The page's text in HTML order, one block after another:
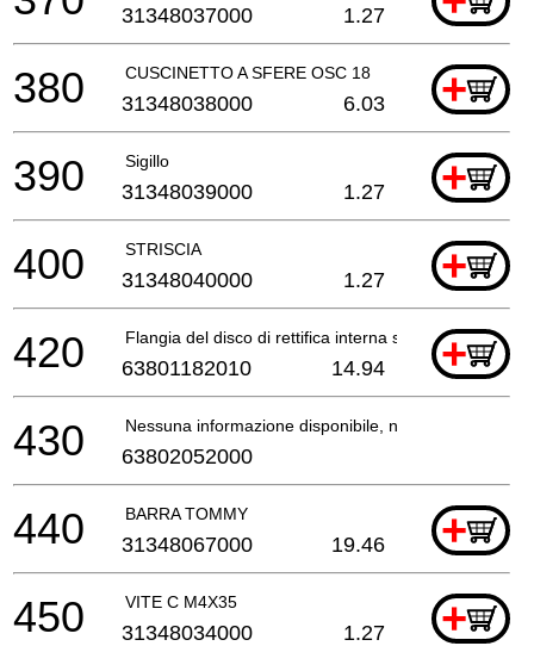
31348037000 1.27
CUSCINETTO A SFERE OSC 18 +
380 31348038000 6.03
Sigillo +
390 31348039000 1.27
STRISCIA +
400 31348040000 1.27
Flangia del disco di rettifica interna senza trazi
+
420 63801182010 14.94
Nessuna informazione disponibile, non ordinabile
430 63802052000
BARRA TOMMY +
440 31348067000 19.46
VITE C M4X35 +
450 31348034000 1.27